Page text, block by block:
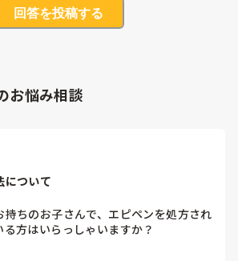
回答を投稿する
お悩み相談
について
ちのお子さんで、エピペンを処方され
方はいらっしゃいますか？